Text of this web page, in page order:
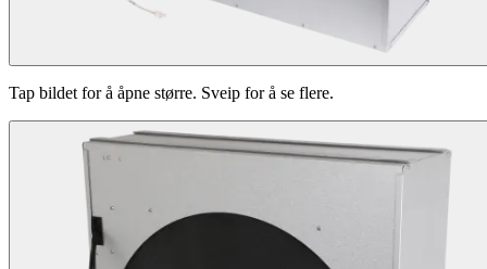
Tap bildet for å åpne større. Sveip for å se flere.